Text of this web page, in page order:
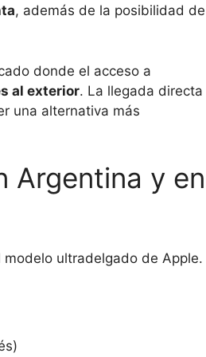
, además de la posibilidad de
donde el acceso a
al exterior. La llegada directa
una alternativa más
Argentina y en
modelo ultradelgado de Apple.